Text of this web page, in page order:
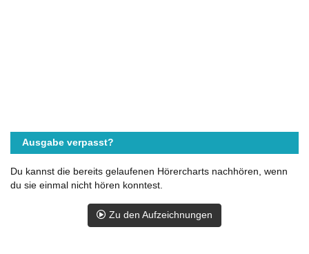
Ausgabe verpasst?
Du kannst die bereits gelaufenen Hörercharts nachhören, wenn
du sie einmal nicht hören konntest.
Zu den Aufzeichnungen